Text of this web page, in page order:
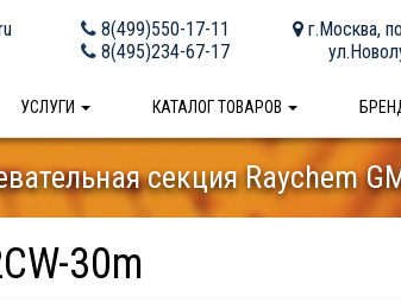
8(499)550-17-11
8(495)234-67-17
г.Москва,
УСЛУГИ КАТАЛОГ ТОВАРОВ
секция Raychem
30m